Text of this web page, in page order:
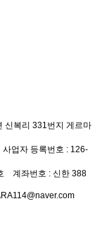
신복리 331번지 게르마
사업자 등록번호 : 126-
계좌번호 : 신한 388